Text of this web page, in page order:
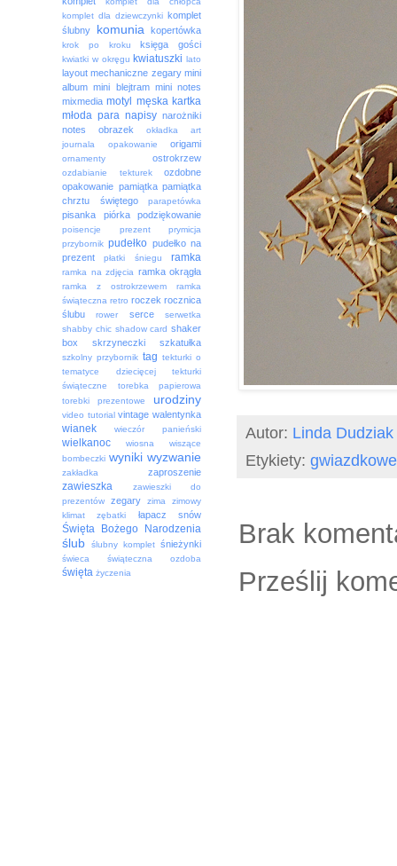
Autor: Linda Dudziak
Etykiety: gwiazdkowe
Brak
Prześlij
komplet dla dziewczynki komplet
ślubny
komunia kopertówka
krok po kroku księga gości
kwiatki w okręgu kwiatuszki lato
layout mechaniczne zegary mini
album mini blejtram mini notes
mixmedia motyl męska kartka
młoda para napisy narożniki
notes
obrazek
okładka art
journala
opakowanie origami
ornamenty ostrokrzew
ozdabianie tekturek
ozdobne
opakowanie pamiątka pamiątka
chrztu świętego
parapetówka
pisanka piórka podziękowanie
poisencje prezent
prymicja
przybornik pudełko pudełko na
prezent
płatki śniegu ramka
ramka na zdjęcia ramka okrągła
ramka z ostrokrzewem
ramka
świąteczna retro roczek rocznica
ślubu
rower serce
serwetka
shabby chic shadow card shaker
box
skrzyneczki szkatułka
szkolny przybornik tag tekturki o
tematyce dziecięcej
tekturki
świąteczne
torebka papierowa
torebki prezentowe
urodziny
video tutorial vintage walentynka
wianek wieczór panieński
wielkanoc wiosna
wiszące
bombeczki wyniki wyzwanie
zakładka zaproszenie
zawieszka
zawieszki do
prezentów
zegary zima
zimowy
klimat
zębatki łapacz snów
Święta Bożego Narodzenia
ślub ślubny komplet śnieżynki
świeca świąteczna ozdoba
święta życzenia